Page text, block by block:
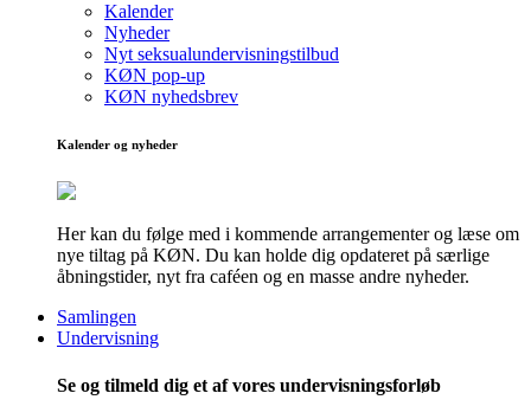
Kalender
Nyheder
Nyt seksualundervisningstilbud
KØN pop-up
KØN nyhedsbrev
Kalender og nyheder
Her kan du følge med i kommende arrangementer og læse om
nye tiltag på KØN. Du kan holde dig opdateret på særlige
åbningstider, nyt fra caféen og en masse andre nyheder.
Samlingen
Undervisning
Se og tilmeld dig et af vores undervisningsforløb